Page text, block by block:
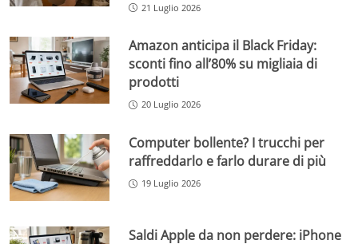
21 Luglio 2026
Amazon anticipa il Black Friday:
sconti fino all’80% su migliaia di
prodotti
20 Luglio 2026
Computer bollente? I trucchi per
raffreddarlo e farlo durare di più
19 Luglio 2026
Saldi Apple da non perdere: iPhone